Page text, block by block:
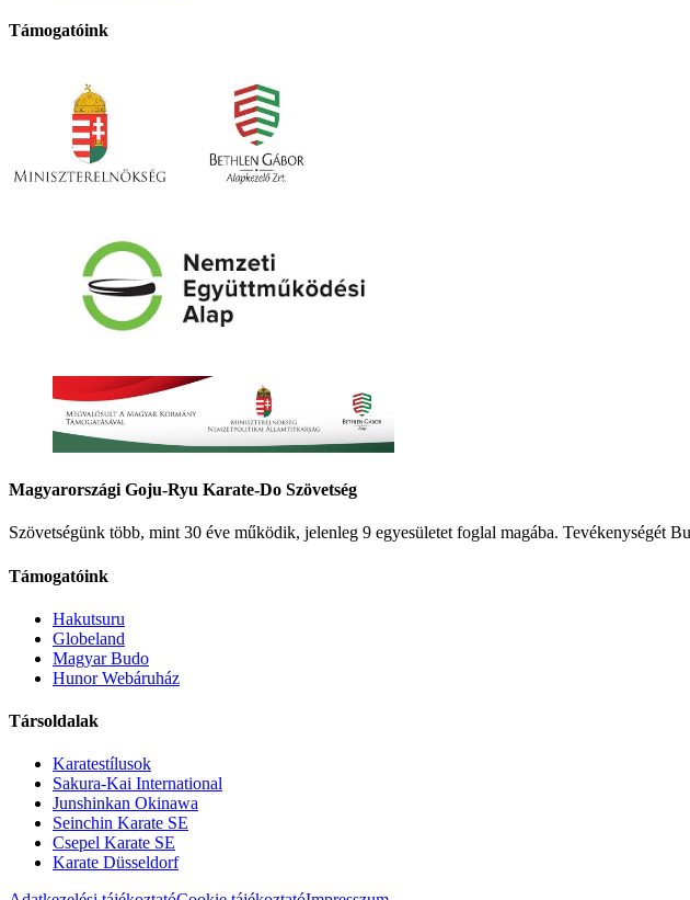
Támogatóink
Magyarországi Goju-Ryu Karate-Do Szövetség
Szövetségünk több, mint 30 éve működik, jelenleg 9 egyesületet foglal magába. Tevékenységét
Támogatóink
Hakutsuru
Globeland
Magyar Budo
Hunor Webáruház
Társoldalak
Karatestílusok
Sakura-Kai International
Junshinkan Okinawa
Seinchin Karate SE
Csepel Karate SE
Karate Düsseldorf